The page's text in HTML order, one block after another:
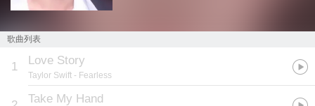
歌曲列表
1 Love Story
Taylor Swift - Fearless
Take My Hand